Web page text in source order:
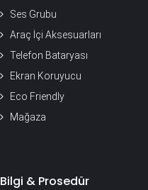
Ses Grubu
Araç İçi Aksesuarları
Telefon Bataryası
Ekran Koruyucu
Eco Friendly
Mağaza
Bilgi & Prosedür